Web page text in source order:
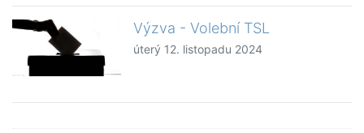
Výzva - Volební TSL
úterý 12. listopadu 2024